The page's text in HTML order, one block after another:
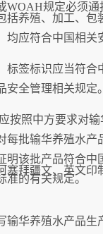
WOAH规定必须
括养殖、加工、包
均应符合中国相关
标签标识应当符合
安全管理相关规定。
按照中方要求对
每批输华养殖水产
明该批产品符合中
准的有关规定。
塞拜疆文、英文印
输华养殖水产品生